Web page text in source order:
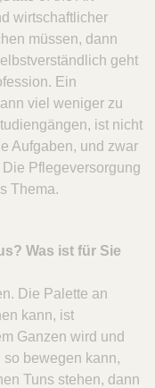
wirtschaftlicher
müssen, dann
geht
Ein
viel weniger zu
ist nicht
Aufgaben, und zwar
Pflegeversorgung
Thema.
Was ist für Sie
Die Palette an
kann, ist
Ganzen wird und
bewegen kann,
Tuns stehen, dann